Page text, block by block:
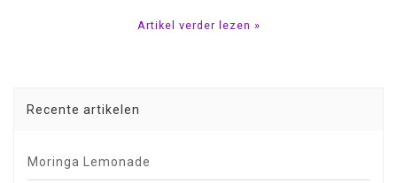
Artikel verder lezen »
Recente artikelen
Moringa Lemonade